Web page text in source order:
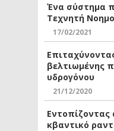
Ένα σύστημα
Τεχνητή
17/02/2021
βελτιωμένης
υδρογόνου
21/12/2020
Εντοπίζοντας
κβαντικό